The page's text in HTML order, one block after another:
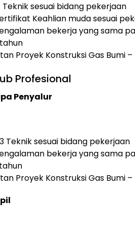
Teknik sesuai bidang pekerjaan
Keahlian muda sesuai
bekerja yang sama
Proyek Konstruksi Gas Bumi
Profesional
Penyalur
Teknik sesuai bidang pekerjaan
bekerja yang sama
Proyek Konstruksi Gas Bumi